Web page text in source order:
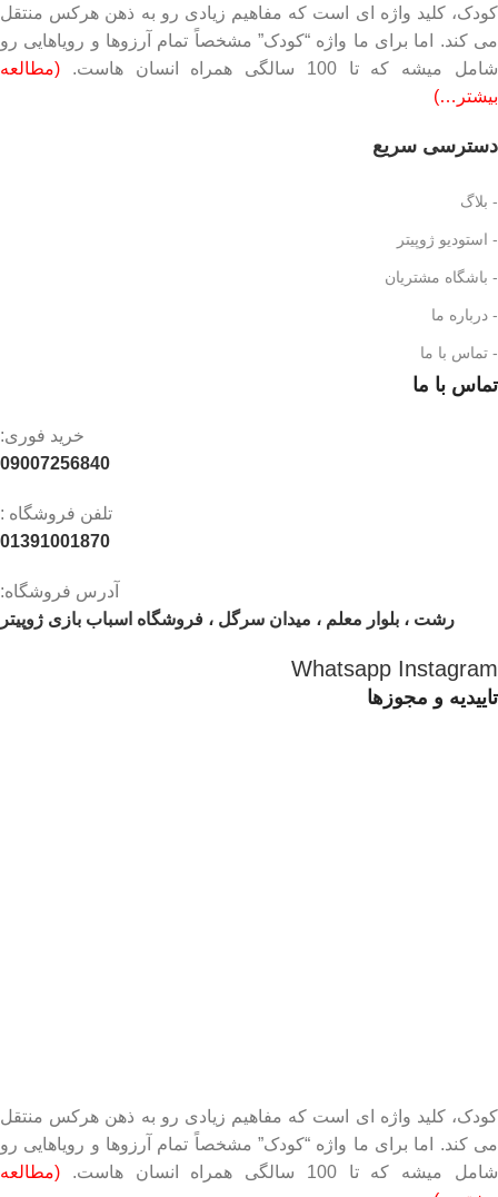
کودک، کلید واژه ای است که مفاهیم زیادی رو به ذهن هرکس منتقل
می کند. اما برای ما واژه “کودک” مشخصاً تمام آرزوها و رویاهایی رو
شامل میشه که تا 100 سالگی همراه انسان هاست.
(مطالعه
بیشتر…)
دسترسی سریع
- بلاگ
- استودیو ژوپیتر
- باشگاه مشتریان
- درباره ما
- تماس با ما
تماس با ما
خرید فوری:
09007256840
تلفن فروشگاه :
01391001870
آدرس فروشگاه:
رشت ، بلوار معلم ، میدان سرگل ، فروشگاه اسباب بازی ژوپیتر
Whatsapp Instagram
تاییدیه و مجوزها
کودک، کلید واژه ای است که مفاهیم زیادی رو به ذهن هرکس منتقل
می کند. اما برای ما واژه “کودک” مشخصاً تمام آرزوها و رویاهایی رو
شامل میشه که تا 100 سالگی همراه انسان هاست.
(مطالعه